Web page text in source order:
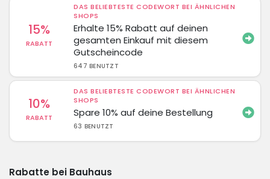
15%
RABATT
DAS BELIEBTESTE CODEWORT BEI ÄHNLICHEN
SHOPS
Erhalte 15% Rabatt auf deinen
gesamten Einkauf mit diesem
Gutscheincode
647 BENUTZT
10%
RABATT
DAS BELIEBTESTE CODEWORT BEI ÄHNLICHEN
SHOPS
Spare 10% auf deine Bestellung
63 BENUTZT
Rabatte bei Bauhaus